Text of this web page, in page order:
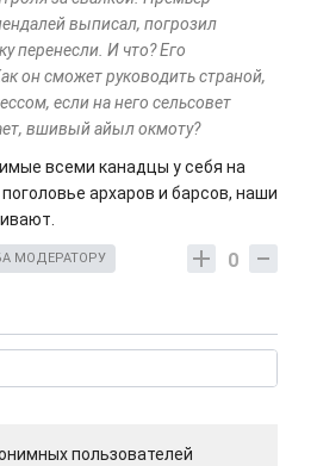
выписал, погрозил
перенесли. И что? Его
он сможет руководить страной,
если на него сельсовет
вшивый айыл окмоту?
всеми канадцы у себя на
архаров и барсов, наши
0
МОДЕРАТОРУ
пользователей